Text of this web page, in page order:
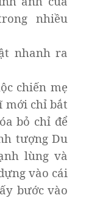
nhiều
nhanh ra
chiến mẹ
mới chỉ bắt
bỏ chỉ để
tượng Du
lùng và
vào cái
bước vào